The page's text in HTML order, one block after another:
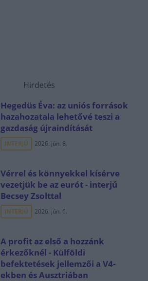
Hirdetés
Hegedüs Éva: az uniós források
hazahozatala lehetővé teszi a
gazdaság újraindítását
INTERJÚ 2026. jún. 8.
Vérrel és könnyekkel kísérve
vezetjük be az eurót - interjú
Becsey Zsolttal
INTERJÚ 2026. jún. 6.
A profit az első a hozzánk
érkezőknél - Külföldi
befektetések jellemzői a V4-
ekben és Ausztriában